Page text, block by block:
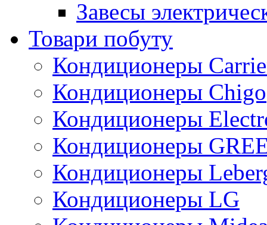
Завесы
Товари побуту
Кондиционеры
Кондиционеры Chigo
Кондиционеры
Кондиционеры
Кондиционеры
Кондиционеры LG